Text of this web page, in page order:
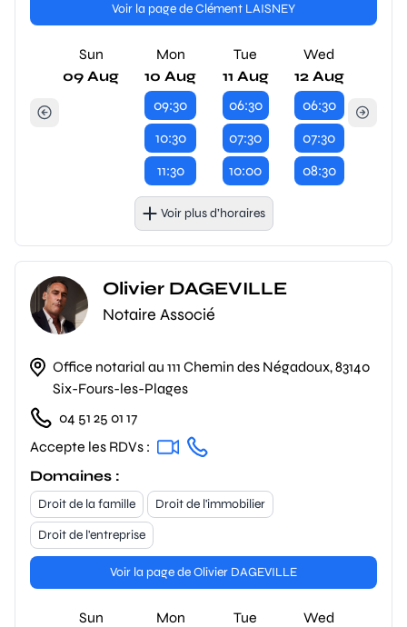
Voir la page de Clément LAISNEY
Sun
09 Aug
Mon
10 Aug
09:30
10:30
11:30
Tue
11 Aug
06:30
07:30
10:00
Wed
12 Aug
06:30
07:30
08:30
Voir plus d’horaires
Olivier DAGEVILLE
Notaire Associé
Office notarial au 111 Chemin des Négadoux, 83140
Six-Fours-les-Plages
04 51 25 01 17
Accepte les RDVs :
Domaines :
Droit de la famille
Droit de l'immobilier
Droit de l'entreprise
Voir la page de Olivier DAGEVILLE
Sun
Mon
Tue
Wed